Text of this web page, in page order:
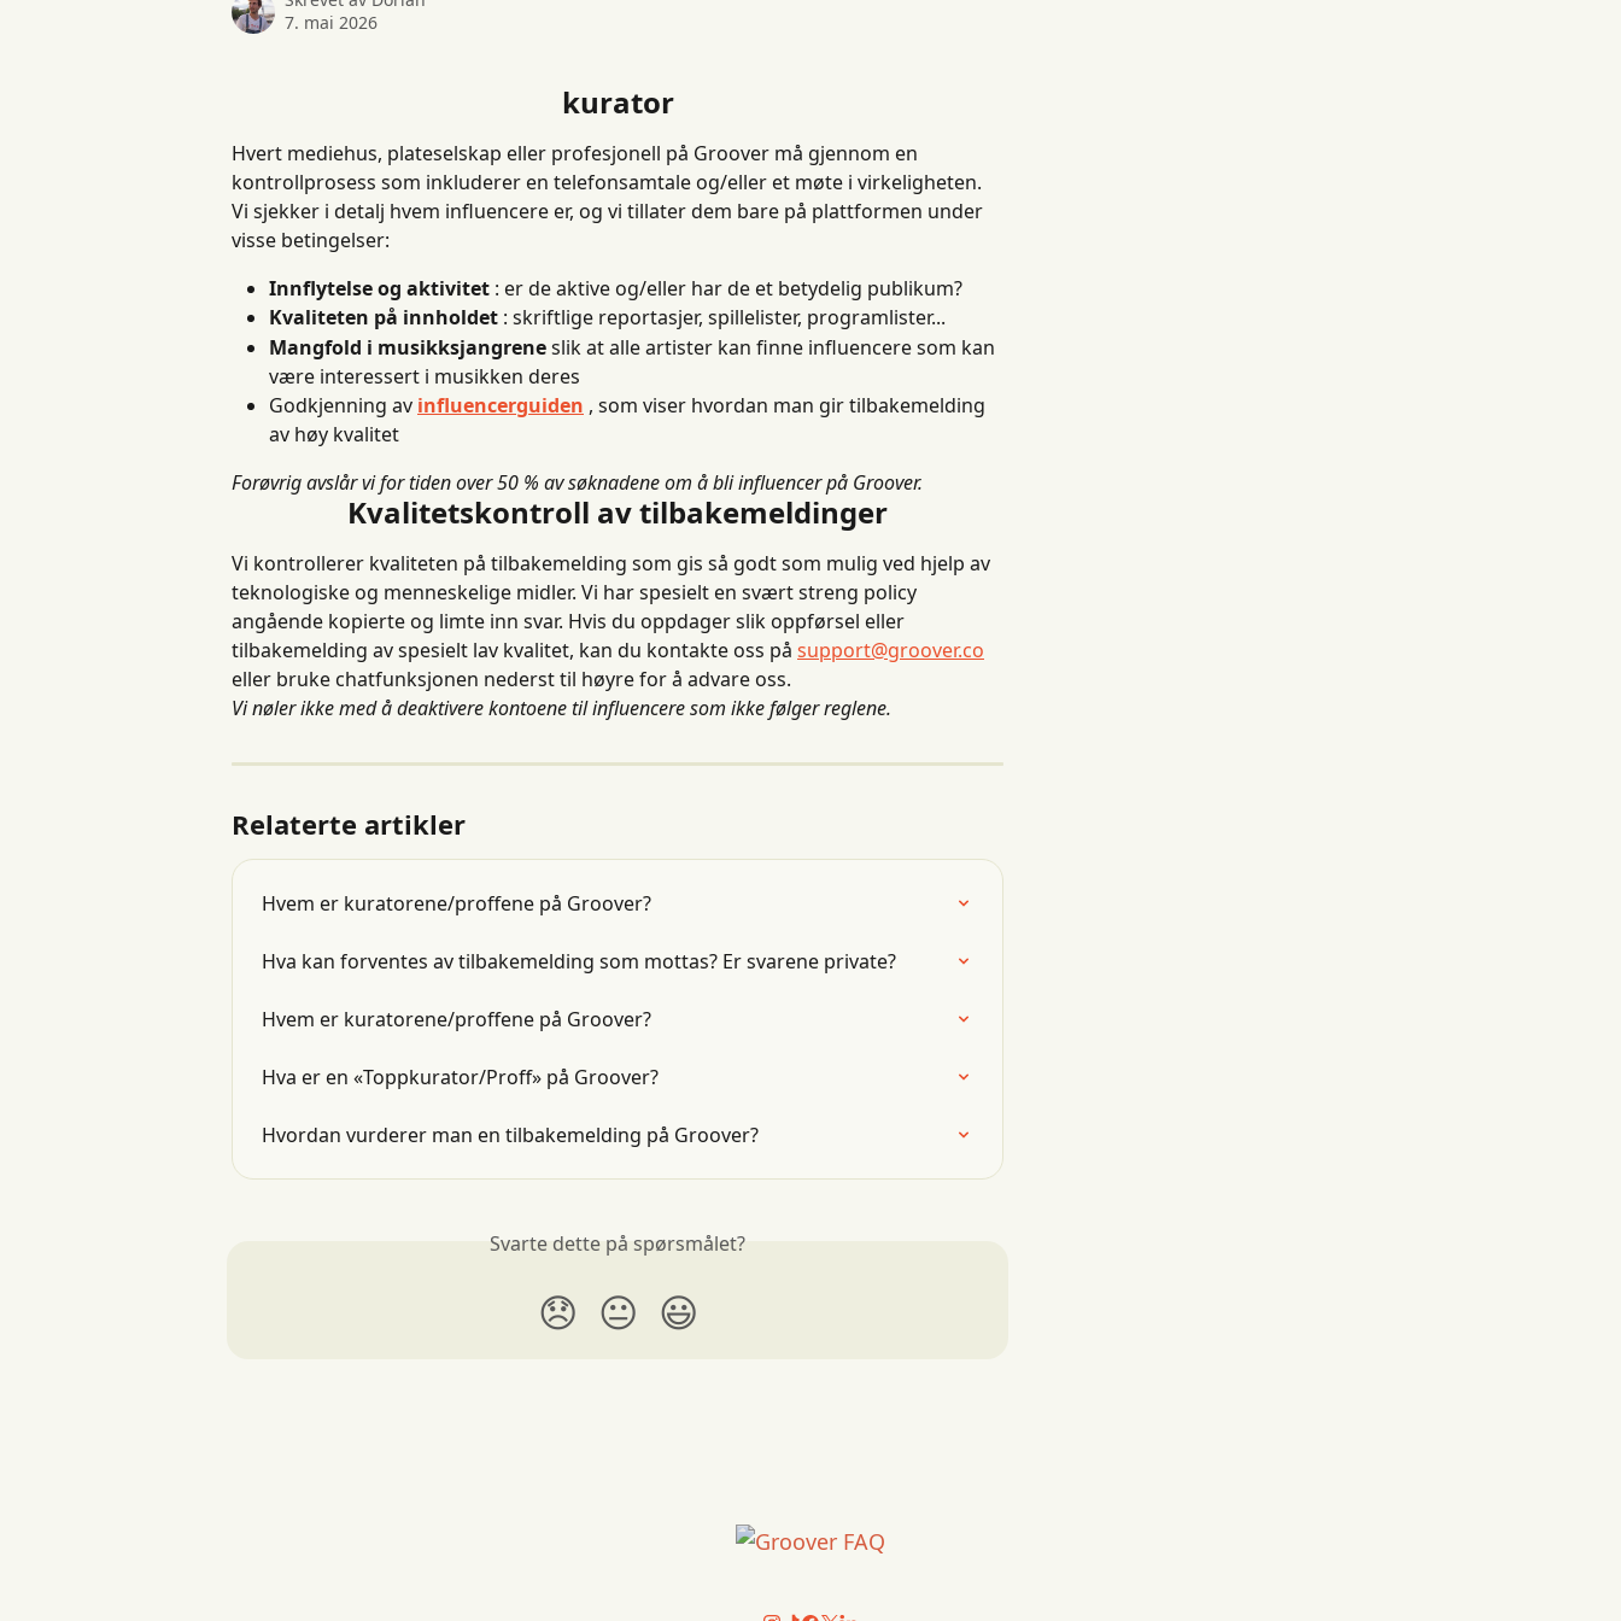
7. mai 2026
kurator
Hvert mediehus, plateselskap eller profesjonell på Groover må gjennom en
kontrollprosess som inkluderer en telefonsamtale og/eller et møte i virkeligheten.
Vi sjekker i detalj hvem influencere er, og vi tillater dem bare på plattformen under
visse betingelser:
Innflytelse og aktivitet : er de aktive og/eller har de et betydelig publikum?
Kvaliteten på innholdet : skriftlige reportasjer, spillelister, programlister...
Mangfold i musikksjangrene slik at alle artister kan finne influencere som kan
være interessert i musikken deres
Godkjenning av influencerguiden , som viser hvordan man gir tilbakemelding
av høy kvalitet
Forøvrig avslår vi for tiden over 50 % av søknadene om å bli influencer på Groover.
Kvalitetskontroll av tilbakemeldinger
Vi kontrollerer kvaliteten på tilbakemelding som gis så godt som mulig ved hjelp av
teknologiske og menneskelige midler. Vi har spesielt en svært streng policy
angående kopierte og limte inn svar. Hvis du oppdager slik oppførsel eller
tilbakemelding av spesielt lav kvalitet, kan du kontakte oss på support@groover.co
eller bruke chatfunksjonen nederst til høyre for å advare oss.
Vi nøler ikke med å deaktivere kontoene til influencere som ikke følger reglene.
Relaterte artikler
Hvem er kuratorene/proffene på Groover?
Hva kan forventes av tilbakemelding som mottas? Er svarene private?
Hvem er kuratorene/proffene på Groover?
Hva er en «Toppkurator/Proff» på Groover?
Hvordan vurderer man en tilbakemelding på Groover?
Svarte dette på spørsmålet?
😞 😐 😃